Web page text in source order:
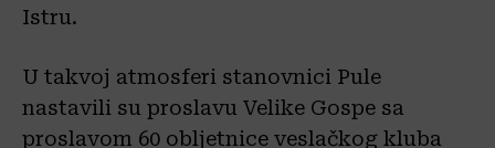
Istru.
U takvoj atmosferi stanovnici Pule
nastavili su proslavu Velike Gospe sa
proslavom 60 obljetnice veslačkog kluba